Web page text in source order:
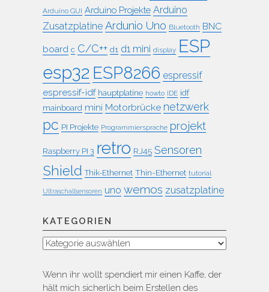
Arduino GUI Arduino Projekte Arduino
Zusatzplatine Ardunio Uno Bluetooth BNC
board c C/C++ d1 d1 mini display ESP
esp32 ESP8266 espressif
espressif-idf hauptplatine howto IDE idf
mainboard mini Motorbrücke netzwerk
pc PI Projekte Programmiersprache projekt
Raspberry PI 3 retro RJ45 Sensoren
Shield Thik-Ethernet Thin-Ethernet tutorial
Ultraschallsensoren uno wemos zusatzplatine
KATEGORIEN
Kategorien
Wenn ihr wollt spendiert mir einen Kaffe, der
hält mich sicherlich beim Erstellen des